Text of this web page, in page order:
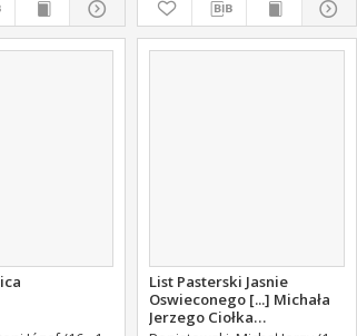
List Pasterski Jasnie
Oswieconego [...] Michała
Jerzego Ciołka